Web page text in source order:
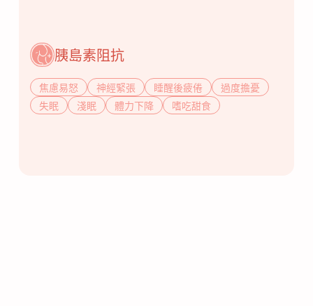
胰島素阻抗
焦慮易怒 神經緊張 睡醒後疲倦
過度擔憂
失眠
淺眠 體力下降 嗜吃甜食